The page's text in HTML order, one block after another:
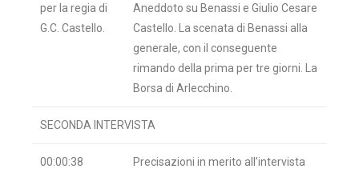
per la regia di
G.C. Castello.
Aneddoto su Benassi e Giulio Cesare
Castello. La scenata di Benassi alla
generale, con il conseguente
rimando della prima per tre giorni. La
Borsa di Arlecchino.
SECONDA INTERVISTA
00:00:38
Precisazioni in merito all’intervista